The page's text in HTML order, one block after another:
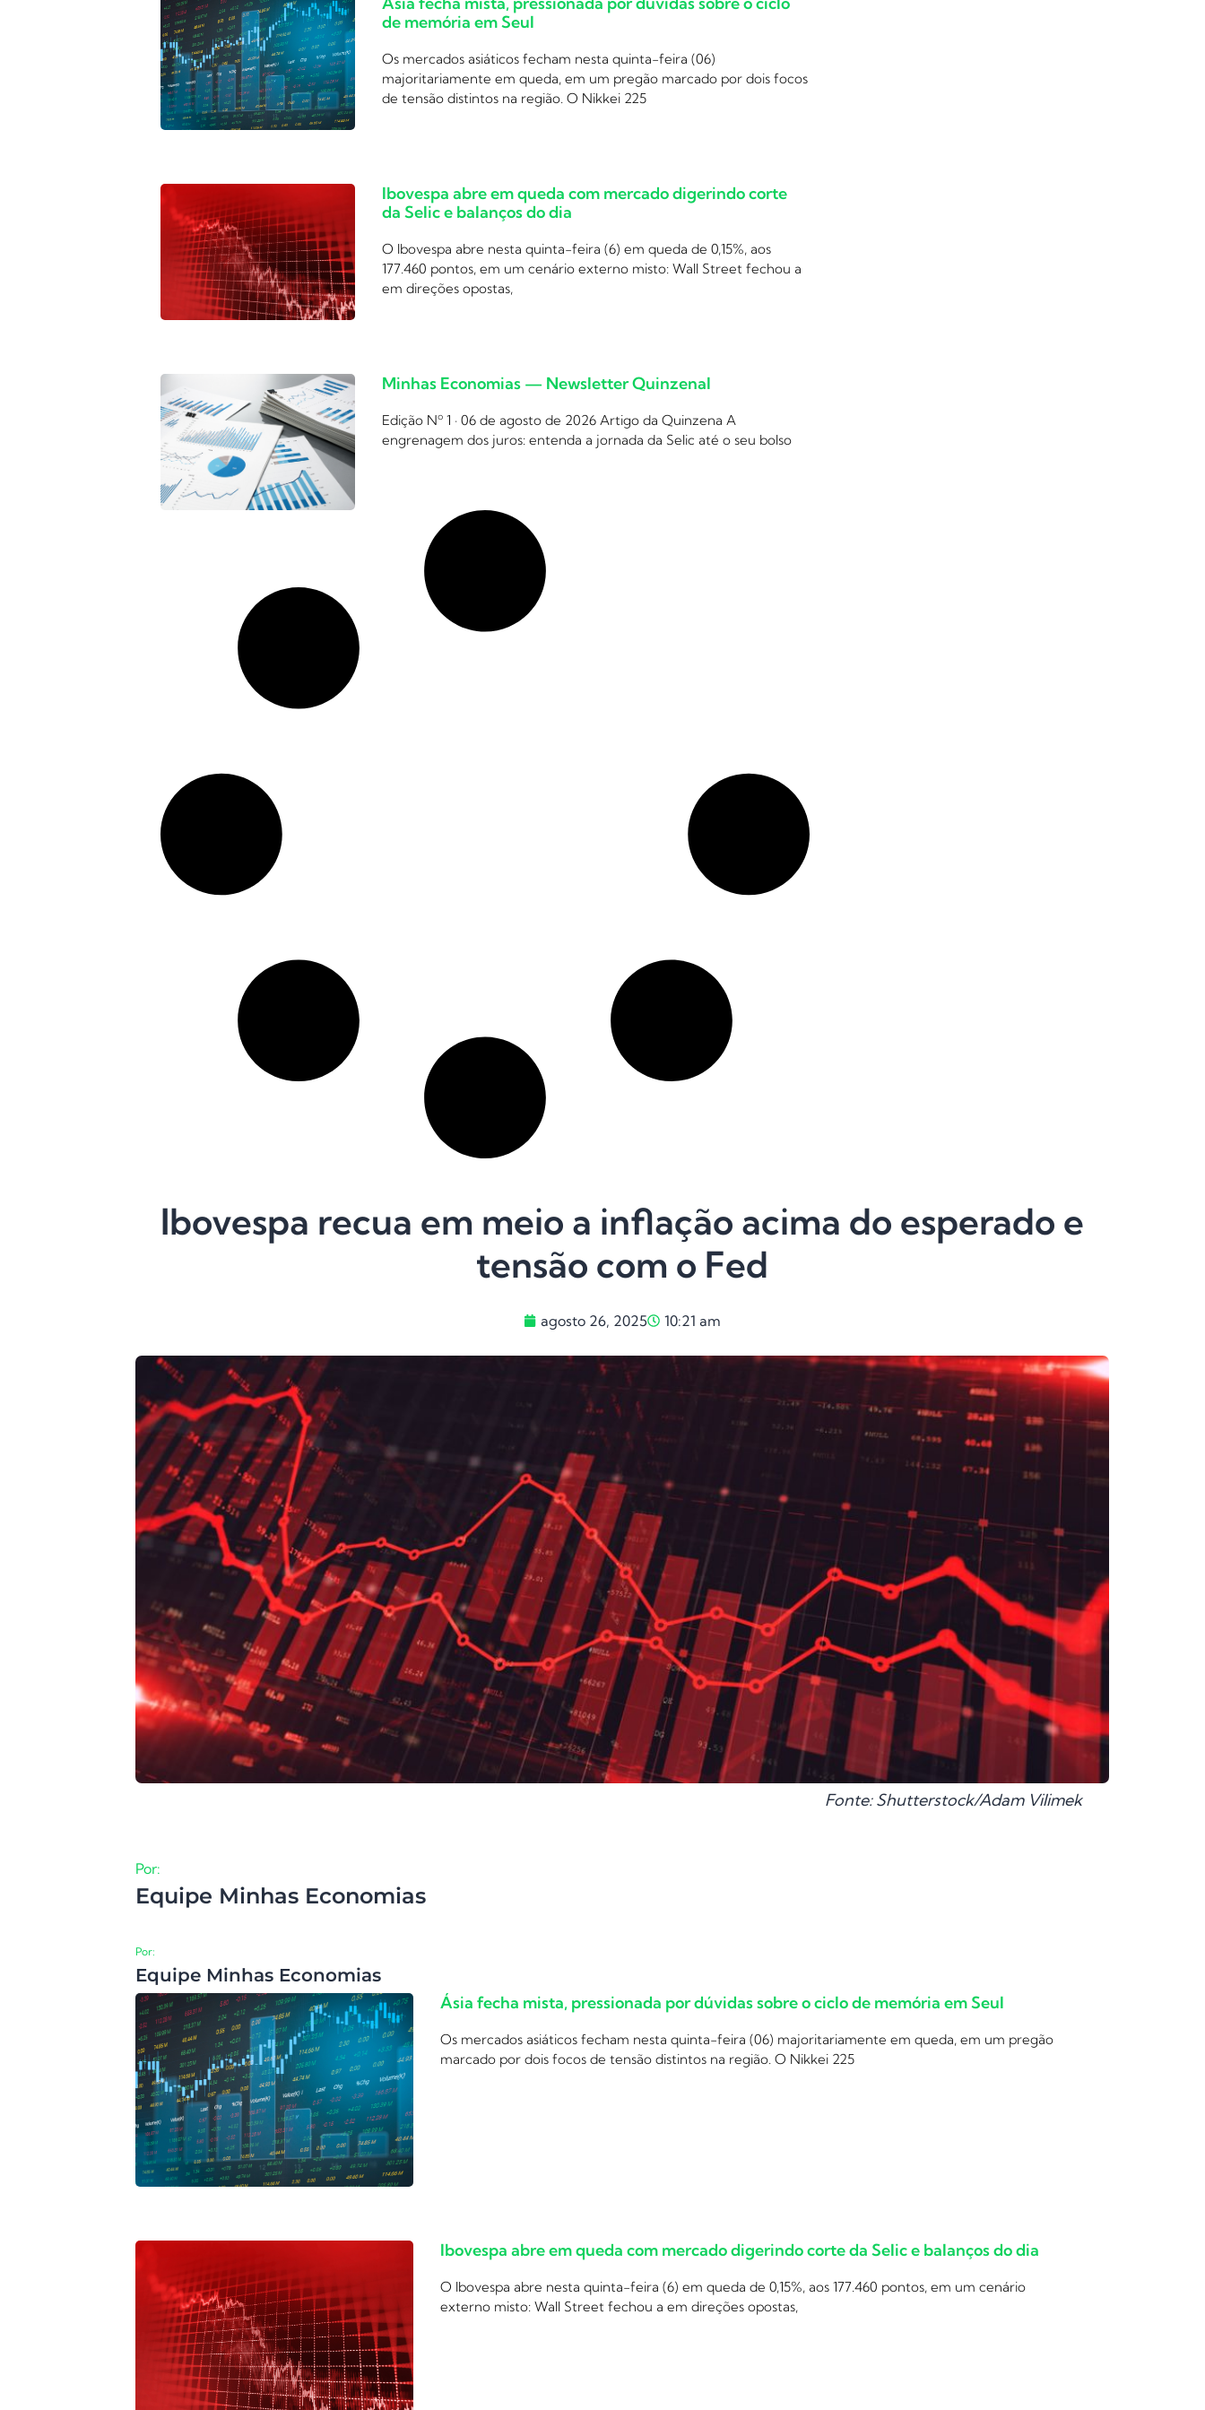
de memória em Seul
Os mercados asiáticos fecham nesta quinta-feira (06)
majoritariamente em queda, em um pregão marcado por dois focos
de tensão distintos na região. O Nikkei 225
Ibovespa abre em queda com mercado digerindo corte
da Selic e balanços do dia
O Ibovespa abre nesta quinta-feira (6) em queda de 0,15%, aos
177.460 pontos, em um cenário externo misto: Wall Street fechou a
em direções opostas,
Minhas Economias — Newsletter Quinzenal
Edição Nº 1 · 06 de agosto de 2026 Artigo da Quinzena A
engrenagem dos juros: entenda a jornada da Selic até o seu bolso
Ibovespa recua em meio a inflação acima do esperado e
tensão com o Fed
agosto 26, 2025 10:21 am
Fonte: Shutterstock/Adam Vilimek
Por:
Equipe Minhas Economias
Por:
Equipe Minhas Economias
Ásia fecha mista, pressionada por dúvidas sobre o ciclo de memória em Seul
Os mercados asiáticos fecham nesta quinta-feira (06) majoritariamente em queda, em um pregão
marcado por dois focos de tensão distintos na região. O Nikkei 225
Ibovespa abre em queda com mercado digerindo corte da Selic e balanços do dia
O Ibovespa abre nesta quinta-feira (6) em queda de 0,15%, aos 177.460 pontos, em um cenário
externo misto: Wall Street fechou a em direções opostas,